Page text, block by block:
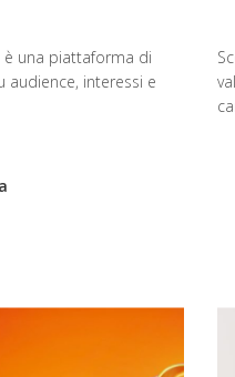
è una piattaforma di
audience, interessi e